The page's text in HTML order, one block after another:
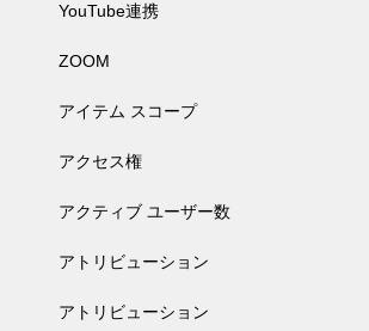
YouTube連携
ZOOM
アイテム スコープ
アクセス権
アクティブ ユーザー数
アトリビューション
アトリビューション